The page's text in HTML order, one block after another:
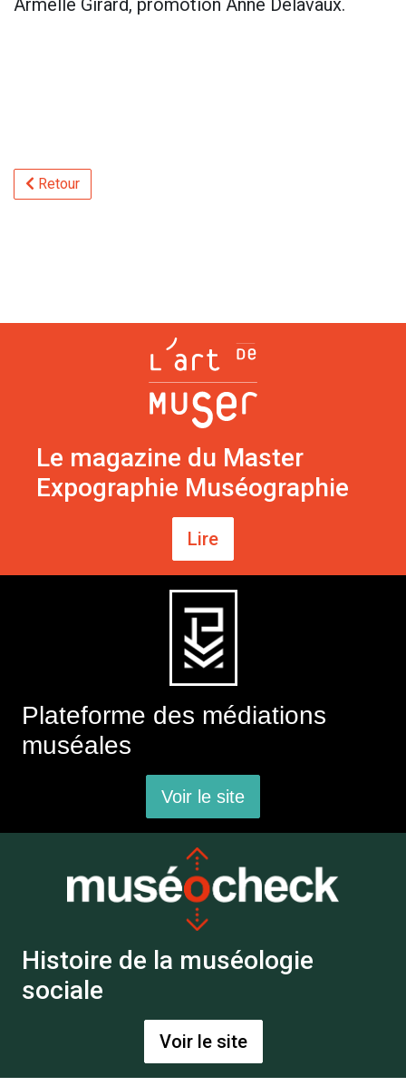
Armelle Girard, promotion Anne Delavaux.
Retour
Le magazine du Master
Expographie Muséographie
Lire
Plateforme des médiations
muséales
Voir le site
Histoire de la muséologie
sociale
Voir le site